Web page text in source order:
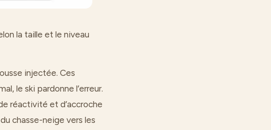
la taille et le niveau
injectée. Ces
le ski pardonne l’erreur.
réactivité et d’accroche
chasse-neige vers les